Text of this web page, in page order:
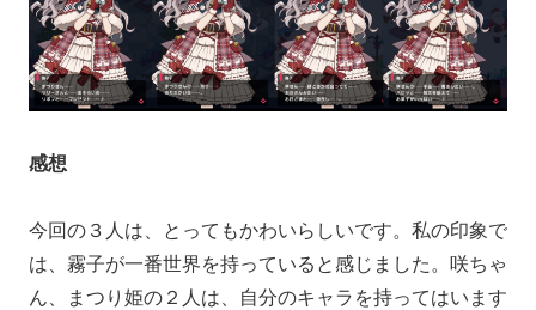
感想
今回の３人は、とってもかわいらしいです。私の印象で
は、霧子が一番世界を持っていると感じました。咲ちゃ
ん、まつり姫の２人は、自分のキャラを持ってはいます